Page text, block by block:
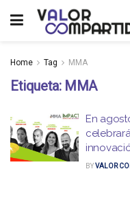
Home Tag MMA
Etiqueta: MMA
En
BYVALOR